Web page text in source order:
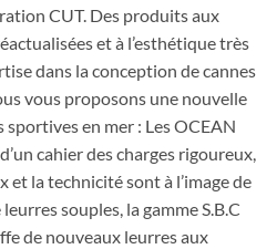
CUT. Des produits aux
et à l’esthétique très
dans la conception de cannes
vous proposons une nouvelle
en mer : Les OCEAN
cahier des charges rigoureux,
la technicité sont à l’image de
souples, la gamme S.B.C
de nouveaux leurres aux